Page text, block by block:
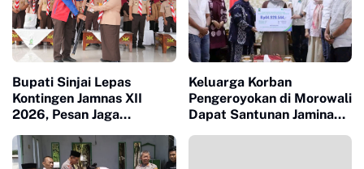
Bupati Sinjai Lepas
Kontingen Jamnas XII
2026, Pesan Jaga
Prestasi
Keluarga Korban
Pengeroyokan di Morowali
Dapat Santunan Jaminan